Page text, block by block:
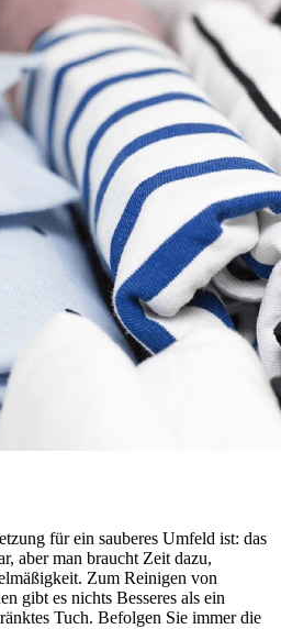
für ein sauberes Umfeld ist: das
aber man braucht Zeit dazu,
Zum Reinigen von
gibt es nichts Besseres als ein
Tuch. Befolgen Sie immer die